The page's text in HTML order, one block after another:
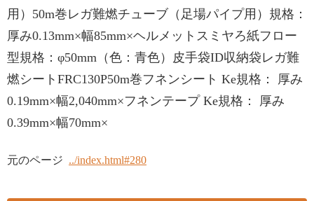
用）50m巻レガ難燃チューブ（足場パイプ用）規格：
厚み0.13mm×幅85mm×ヘルメットスミヤろ紙フロー
型規格：φ50mm（色：青色）皮手袋ID収納袋レガ難
燃シートFRC130P50m巻フネンシート Ke規格： 厚み
0.19mm×幅2,040mm×フネンテープ Ke規格： 厚み
0.39mm×幅70mm×
元のページ ../index.html#280